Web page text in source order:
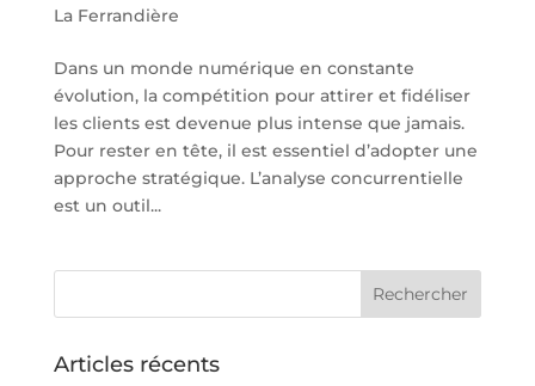
La Ferrandière
Dans un monde numérique en constante
évolution, la compétition pour attirer et fidéliser
les clients est devenue plus intense que jamais.
Pour rester en tête, il est essentiel d’adopter une
approche stratégique. L’analyse concurrentielle
est un outil...
Articles récents